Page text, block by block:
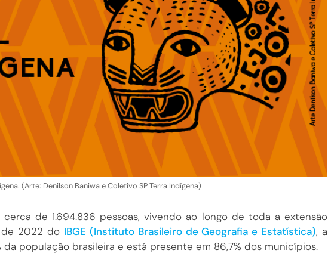
(Arte: Denilson Baniwa e Coletivo SP Terra Indígena)
de 1.694.836 pessoas, vivendo ao longo de toda a extensão
de 2022 do IBGE (Instituto Brasileiro de Geografia e Estatística), a
população brasileira e está presente em 86,7% dos municípios.